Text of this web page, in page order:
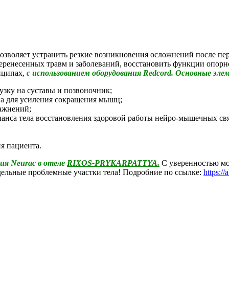
устранить резкие возникновения осложнений после
травм и заболеваний, восстановить функции
с использованием оборудования Redcord. Основные
на суставы и позвоночник;
для усиления сокращения мышц;
тела восстановления здоровой работы нейро-мышечных
пациента.
Neurac в отеле RIXOS-PRYKARPATTYA. С уверенностью
проблемные участки тела! Подробние по ссылке: https://